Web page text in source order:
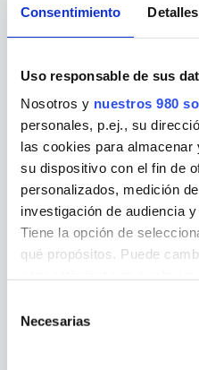
Consentimiento Detalles
Uso responsable de sus
Nosotros y nuestros 980
personales, p.ej., su
las cookies para
su dispositivo con el fin de
personalizados, medición
investigación de audiencia
Tiene la opción de
qué propósitos. Puede
consentimiento.
Necesarias
Te evades de
02
Mar